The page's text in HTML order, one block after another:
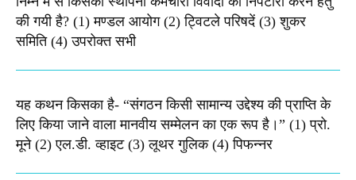
की गयी है? (1) मण्डल आयोग (2) ट्विटले परिषदें (3) शुकर
समिति (4) उपरोक्त सभी
यह कथन किसका है- “संगठन किसी सामान्य उद्देश्य की प्राप्ति के
लिए किया जाने वाला मानवीय सम्मेलन का एक रूप है।” (1) प्रो.
मूने (2) एल.डी. व्हाइट (3) लूथर गुलिक (4) पिफन्नर